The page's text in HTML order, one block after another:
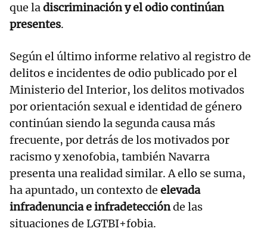
que ladiscriminación y el odio continúan
presentes.
Según el último informe relativo al registro de
delitos e incidentes de odio publicado por el
Ministerio del Interior, los delitos motivados
por orientación sexual e identidad de género
continúan siendo la segunda causa más
frecuente, por detrás de los motivados por
racismo y xenofobia, también Navarra
presenta una realidad similar. A ello se suma,
ha apuntado, un contexto de elevada
infradenuncia e infradetecciónde las
situaciones de LGTBI+fobia.